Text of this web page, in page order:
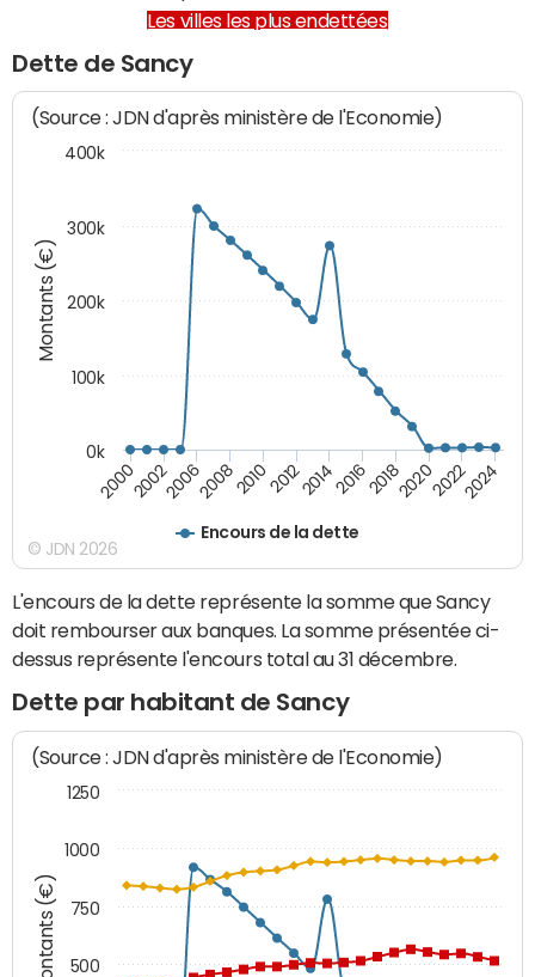
Les villes les plus endettées
Dette de Sancy
Montants (€)
(Source : JDN d'après ministère de l'Economie)
Encours de la dette
200020022006200820102012201420162018202020222024
0k
100k
200k
300k
400k
© JDN 2026
L'encours de la dette représente la somme que Sancy
doit rembourser aux banques. La somme présentée ci-
dessus représente l'encours total au 31 décembre.
Dette par habitant de Sancy
Montants (€)
(Source : JDN d'après ministère de l'Economie)
500
750
1000
1250